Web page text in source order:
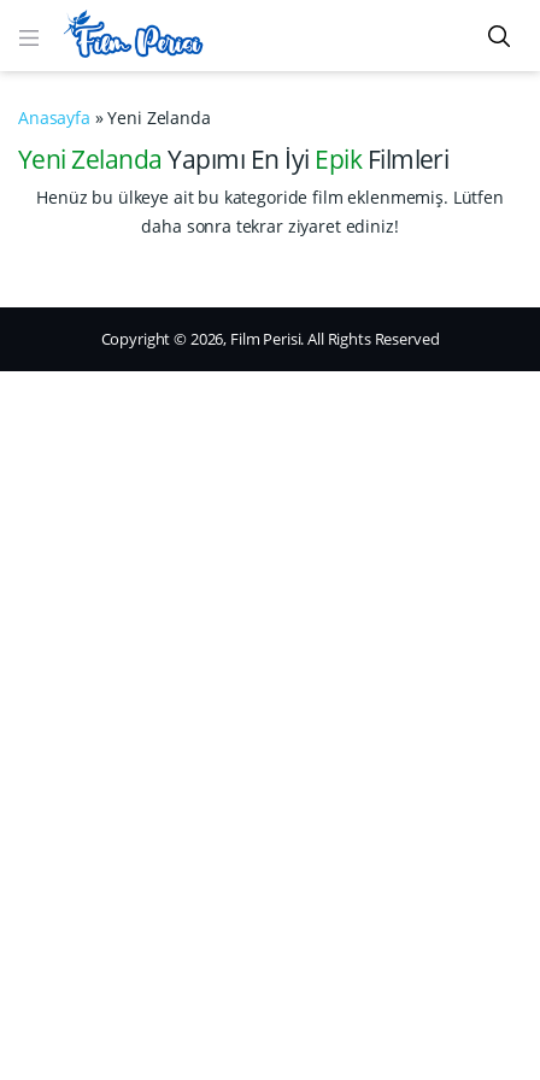
Anasayfa »Yeni Zelanda
Yeni Zelanda Yapımı En İyi Epik Filmleri
Henüz bu ülkeye ait bu kategoride film eklenmemiş. Lütfen
daha sonra tekrar ziyaret ediniz!
Copyright © 2026, Film Perisi. All Rights Reserved